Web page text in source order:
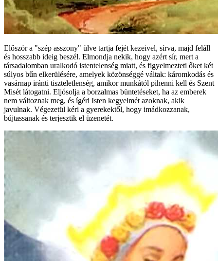
Először a "szép asszony" ülve tartja fejét kezeivel, sírva, majd feláll
és hosszabb ideig beszél. Elmondja nekik, hogy azért sír, mert a
társadalomban uralkodó istentelenség miatt, és figyelmezteti őket két
súlyos bűn elkerülésére, amelyek közönséggé váltak: káromkodás és
vasárnap iránti tiszteletlenség, amikor munkától pihenni kell és Szent
Misét látogatni. Eljósolja a borzalmas büntetéseket, ha az emberek
nem változnak meg, és ígéri Isten kegyelmét azoknak, akik
javulnak. Végezetül kéri a gyerekektől, hogy imádkozzanak,
bújtassanak és terjesztik el üzenetét.